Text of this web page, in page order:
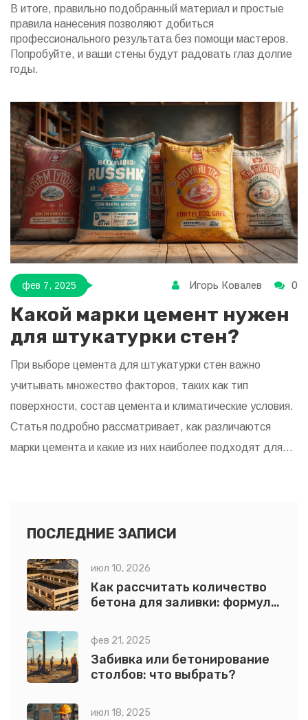
В итоге, правильно подобранный материал и простые
правила нанесения позволяют добиться
профессионального результата без помощи мастеров.
Попробуйте, и ваши стены будут радовать глаз долгие
годы.
фев 7, 2025 Игорь Ковалев 0
Какой марки цемент нужен
для штукатурки стен?
При выборе цемента для штукатурки стен важно
учитывать множество факторов, таких как тип
поверхности, состав цемента и климатические условия.
Статья подробно рассматривает, как различаются
марки цемента и какие из них наиболее подходят для
следование правильной технологии замеса и нанесения
ПОСЛЕДНИЕ ЗАПИСИ
июл 10, 2026
Как рассчитать количество
бетона для заливки: формулы
фев 21, 2025
Забивка или бетонирование
столбов: что выбрать?
июл 18, 2025